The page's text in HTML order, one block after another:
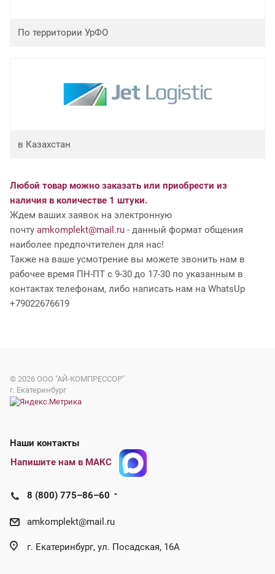
По территории УрФО
в Казахстан
Любой товар можно заказать или приобрести из
наличия в количестве 1 штуки.
Ждем ваших заявок на электронную
почту amkomplekt@mail.ru - данный формат общения
наиболее предпочтителен для нас!
Также на ваше усмотрение вы можете звонить нам в
рабочее время ПН-ПТ с 9-30 до 17-30 по указанным в
контактах телефонам, либо написать нам на WhatsUp
+79022676619
© 2026 ООО "АЙ-КОМПРЕССОР"
г. Екатеринбург
Наши контакты
Напишите нам в МАКС
8 (800) 775–86–60
amkomplekt@mail.ru
г. Екатеринбург, ул. Посадская, 16А